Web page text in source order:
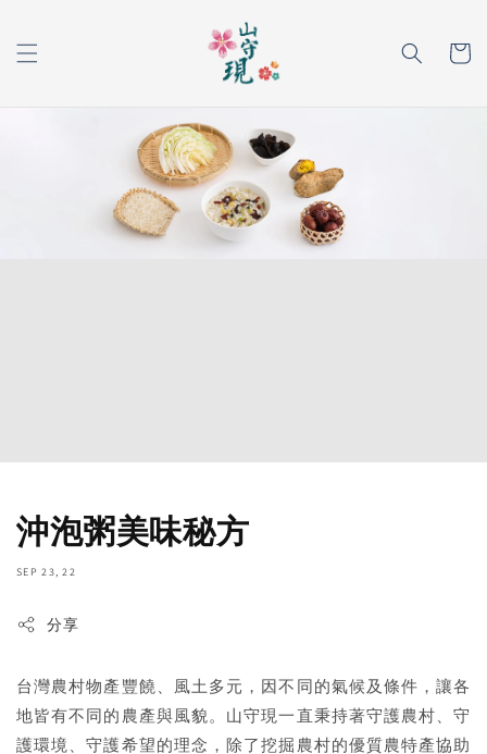
沖泡粥美味秘方
SEP 23, 22
分享
台灣農村物產豐饒、風土多元，因不同的氣候及條件，讓各
地皆有不同的農產與風貌。山守現一直秉持著守護農村、守
護環境、守護希望的理念，除了挖掘農村的優質農特產協助